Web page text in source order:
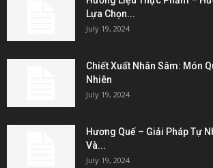
Lựa Chọn...
July 19, 2024
Chiết Xuất Nhân Sâm: Món
Nhiên
July 19, 2024
Hương Quế – Giải Pháp Tự
Và...
July 19, 2024